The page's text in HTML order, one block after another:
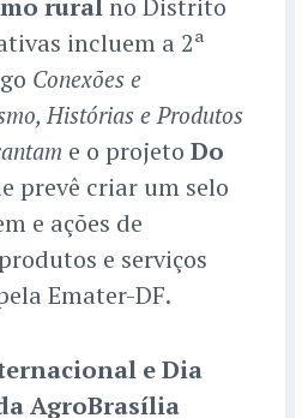
ruralno Distrito
incluem a 2ª
Conexões e
Histórias e Produtos
e o projeto Do
prevê criar um selo
e ações de
e serviços
Emater-DF.
e Dia
AgroBrasília